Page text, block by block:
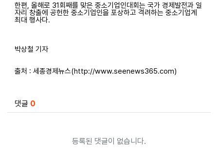
한편, 올해로 31회째를 맞은 중소기업인대회는 국가 경제발전과 일
자리 창출에 공헌한 중소기업인을 포상하고 격려하는 중소기업계
최대 행사다.
박상철 기자
출처 : 세종경제뉴스(http://www.seenews365.com)
댓글 0
등록된 댓글이 없습니다.